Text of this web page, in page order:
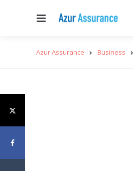
Menu
Azur Assurance Business